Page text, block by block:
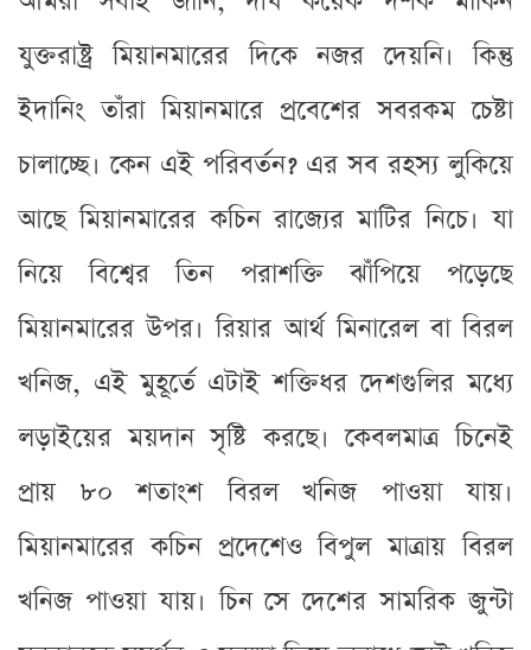
যুক্তরাষ্ট্র মিয়ানমারের দিকে নজর দেয়নি। কিন্তু
ইদানিং তাঁরা মিয়ানমারে প্রবেশের সবরকম চেষ্টা
চালাচ্ছে। কেন এই পরিবর্তন? এর সব রহস্য লুকিয়ে
আছে মিয়ানমারের কচিন রাজ্যের মাটির নিচে। যা
নিয়ে বিশ্বের তিন পরাশক্তি ঝাঁপিয়ে পড়েছে
মিয়ানমারের উপর। রিয়ার আর্থ মিনারেল বা বিরল
খনিজ, এই মুহূর্তে এটাই শক্তিধর দেশগুলির মধ্যে
লড়াইয়ের ময়দান সৃষ্টি করছে। কেবলমাত্র চিনেই
প্রায় ৮০ শতাংশ বিরল খনিজ পাওয়া যায়।
মিয়ানমারের কচিন প্রদেশেও বিপুল মাত্রায় বিরল
খনিজ পাওয়া যায়। চিন সে দেশের সামরিক জুন্টা